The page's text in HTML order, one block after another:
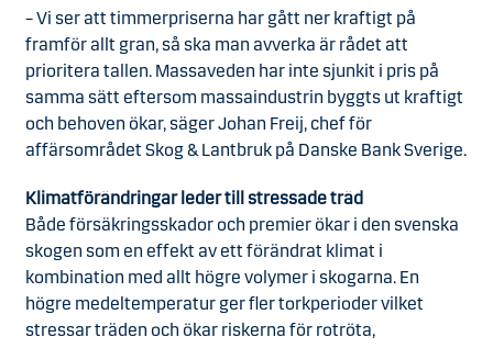
– Vi ser att timmerpriserna har gått ner kraftigt på
framför allt gran, så ska man avverka är rådet att
prioritera tallen. Massaveden har inte sjunkit i pris på
samma sätt eftersom massaindustrin byggts ut kraftigt
och behoven ökar, säger Johan Freij, chef för
affärsområdet Skog & Lantbruk på Danske Bank Sverige.
Klimatförändringar leder till stressade träd
Både försäkringsskador och premier ökar i den svenska
skogen som en effekt av ett förändrat klimat i
kombination med allt högre volymer i skogarna. En
högre medeltemperatur ger fler torkperioder vilket
stressar träden och ökar riskerna för rotröta,